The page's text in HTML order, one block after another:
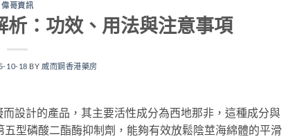
偉哥資訊
：功效、用法與注意事項
10-18 BY 威而鋼香港藥房
設計的產品，其主要活性成分為西地那非，這種成分與
型磷酸二酯酶抑制劑，能夠有效放鬆陰莖海綿體的平滑